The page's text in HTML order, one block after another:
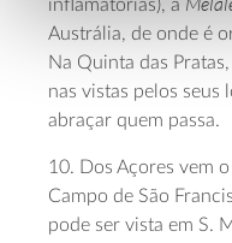
inflamatórias), a
Austrália, de onde é
Na Quinta das
nas vistas pelos seus
abraçar quem passa.
10. Dos Açores vem
Campo de São
pode ser vista em S.